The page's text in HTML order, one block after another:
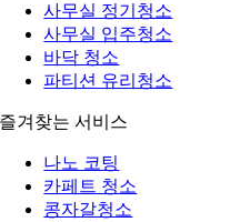
사무실 정기청소
사무실 입주청소
바닥 청소
파티션 유리청소
즐겨찾는 서비스
나노 코팅
카페트 청소
콩자갈청소